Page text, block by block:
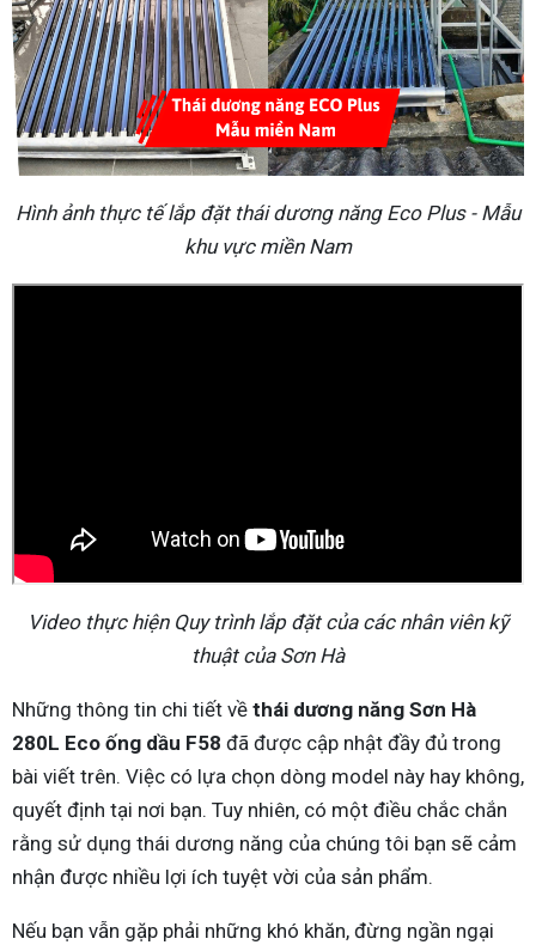
Hình ảnh thực tế lắp đặt thái dương năng Eco Plus - Mẫu
khu vực miền Nam
Video thực hiện Quy trình lắp đặt của các nhân viên kỹ
thuật của Sơn Hà
Những thông tin chi tiết về thái dương năng Sơn Hà
280L Eco ống dầu F58 đã được cập nhật đầy đủ trong
bài viết trên. Việc có lựa chọn dòng model này hay không,
quyết định tại nơi bạn. Tuy nhiên, có một điều chắc chắn
rằng sử dụng thái dương năng của chúng tôi bạn sẽ cảm
nhận được nhiều lợi ích tuyệt vời của sản phẩm.
Nếu bạn vẫn gặp phải những khó khăn, đừng ngần ngại